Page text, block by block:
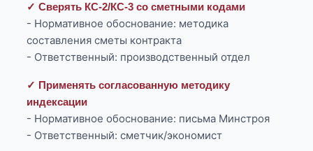
✓ Сверять КС-2/КС-3 со сметными кодами
- Нормативное обоснование: методика
составления сметы контракта
- Ответственный: производственный отдел
✓ Применять согласованную методику
индексации
- Нормативное обоснование: письма Минстроя
- Ответственный: сметчик/экономист